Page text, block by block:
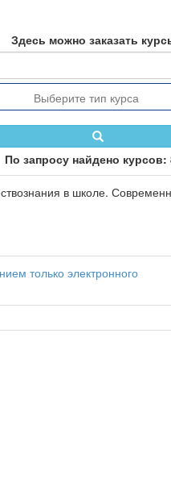
Здесь можно заказать
Выберите тип курса
По запросу найдено курсов:
в школе.
только электронного